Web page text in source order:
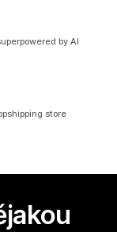
by AI
store